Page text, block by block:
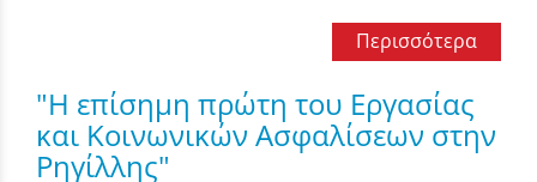
Περισσότερα
"Η επίσημη πρώτη του Εργασίας
και Κοινωνικών Ασφαλίσεων στην
Ρηγίλλης"